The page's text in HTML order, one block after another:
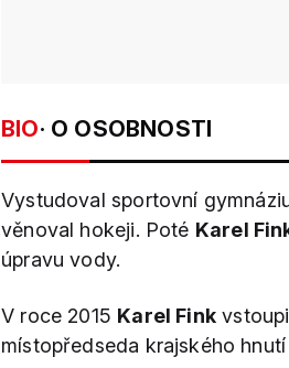
BIO· O OSOBNOSTI
Vystudoval sportovní
věnoval hokeji. Poté Karel
úpravu vody.
V roce 2015 Karel Fink
místopředseda krajského